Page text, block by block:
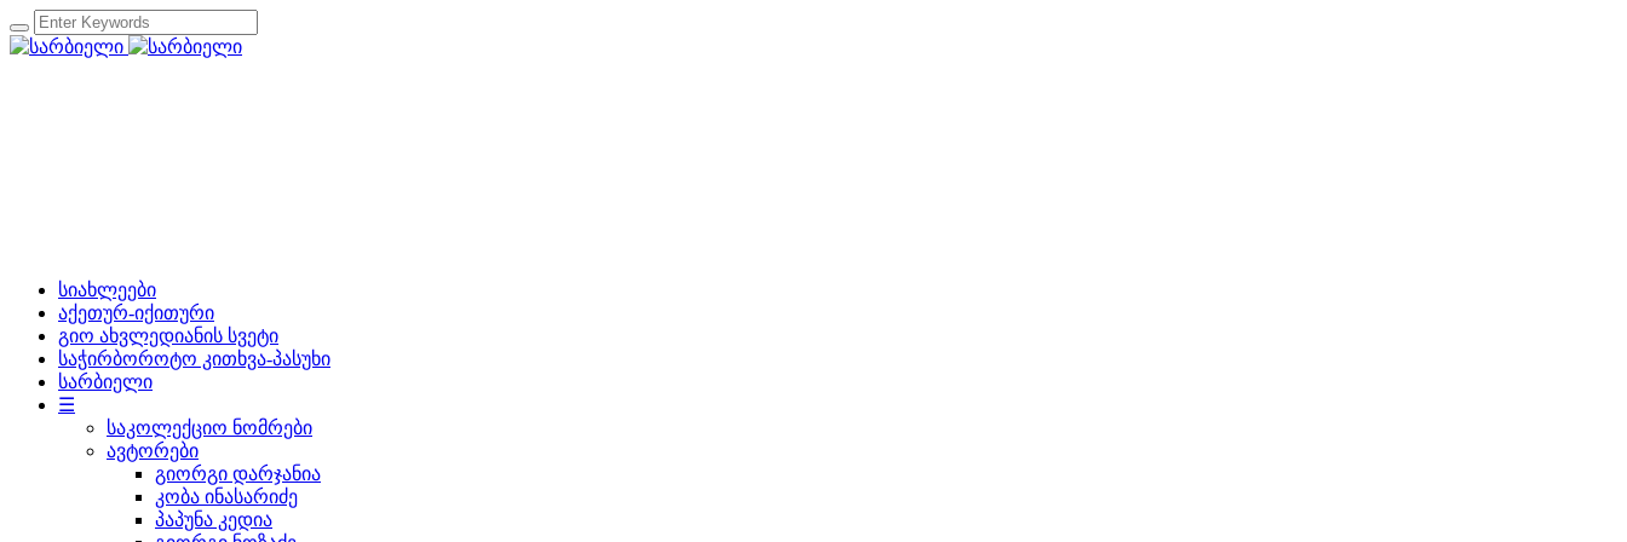
სიახლეები
აქეთურ-იქითური
გიო ახვლედიანის სვეტი
საჭირბოროტო კითხვა-პასუხი
სარბიელი
☰
საკოლექციო ნომრები
ავტორები
გიორგი დარჯანია
კობა ინასარიძე
პაპუნა კედია